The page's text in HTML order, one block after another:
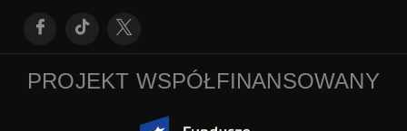
PROJEKT WSPÓŁFINANSOWANY